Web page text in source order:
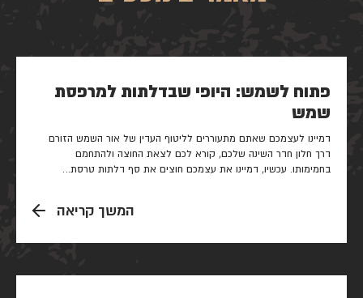
פתוח לשמש: היופי שבדלתות למרפסת
שמש
דמיינו לעצמכם שאתם מתעוררים לליטוף העדין של אור השמש הזורם
דרך חלון חדר השינה שלכם, קורא לכם לצאת החוצה ולהתחמם
בחמימותו. עכשיו, דמיינו את עצמכם חוצים את סף דלתות טרסת…
המשך קריאה